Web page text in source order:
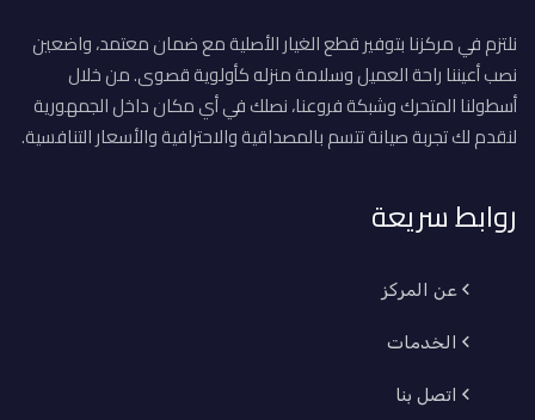
نلتزم في مركزنا بتوفير قطع الغيار الأصلية مع ضمان معتمد، واضعين
نصب أعيننا راحة العميل وسلامة منزله كأولوية قصوى. من خلال
أسطولنا المتحرك وشبكة فروعنا، نصلك في أي مكان داخل الجمهورية
لنقدم لك تجربة صيانة تتسم بالمصداقية والاحترافية والأسعار التنافسية.
روابط سريعة
عن المركز
الخدمات
اتصل بنا